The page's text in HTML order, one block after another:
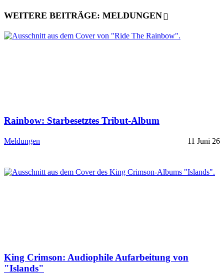
WEITERE BEITRÄGE: MELDUNGEN
Rainbow: Starbesetztes Tribut-Album
Meldungen 11 Juni 26
King Crimson: Audiophile Aufarbeitung von
"Islands"